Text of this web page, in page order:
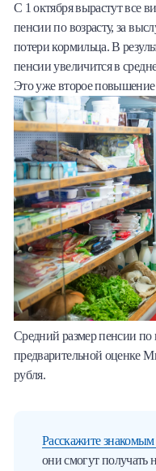
С 1 октября вырастут все
пенсии по возрасту, за
потери кормильца. В
пенсии увеличится в
Это уже второе повышение
Средний размер пенсии по
предварительной оценке
рубля.
Расскажите
они смогут получать